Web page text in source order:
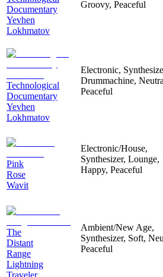
Documentary
Yevhen
Lokhmatov
Groovy, Peaceful
Technological
Documentary
Yevhen
Lokhmatov
Electronic,
Drummachine,
Peaceful
Pink
Rose
Wavit
Electronic/House,
Synthesizer, Lounge,
Happy, Peaceful
The
Distant
Range
Lightning
Traveler
Ambient/New Age,
Synthesizer, Soft,
Peaceful